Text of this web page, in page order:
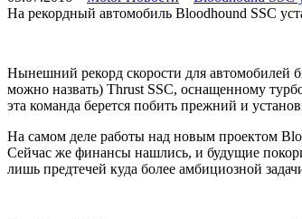
На рекордный автомобиль Bloodhound SSC
Нынешний рекорд скорости для автомобилей
можно назвать) Thrust SSC, оснащенному
эта команда берется побить прежний и
На самом деле работы над новым проектом
Сейчас же финансы нашлись, и будущие
лишь предтечей куда более амбициозной